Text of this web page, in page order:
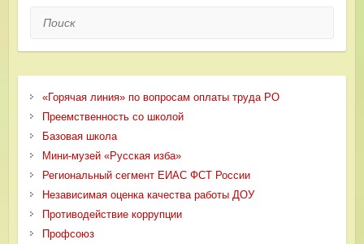
Поиск
«Горячая линия» по вопросам оплаты труда РО
Преемственность со школой
Базовая школа
Мини-музей «Русская изба»
Региональный сегмент ЕИАС ФСТ России
Независимая оценка качества работы ДОУ
Противодействие коррупции
Профсоюз